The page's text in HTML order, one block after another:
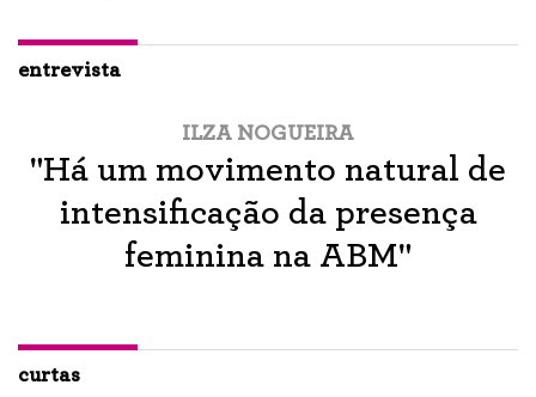
entrevista
ILZA NOGUEIRA
"Há um movimento natural de
intensificação da presença
feminina na ABM"
curtas